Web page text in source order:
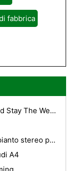
fabbrica
Tour Hollywoods famosi Studios And Stay The Weekend
Come installare crossover in un impianto stereo per auto
A4